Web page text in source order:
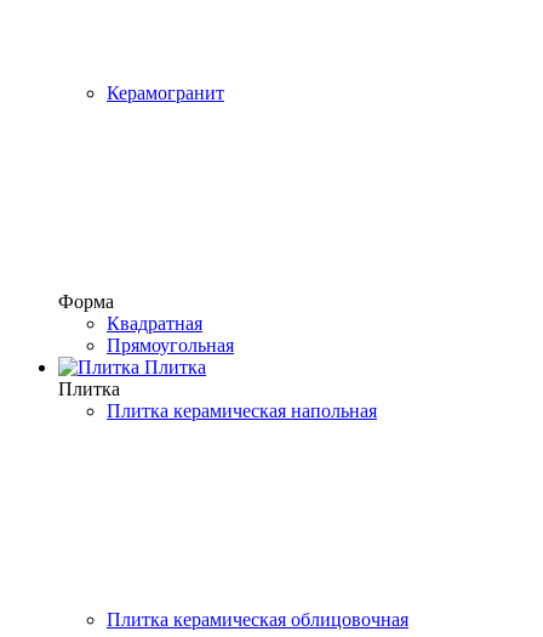
Керамогранит
Форма
Квадратная
Прямоугольная
Плитка
Плитка
Плитка керамическая напольная
Плитка керамическая облицовочная